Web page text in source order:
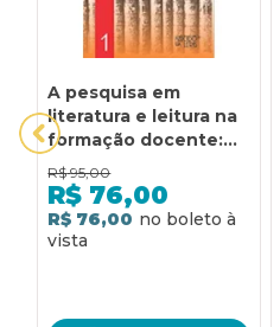
A pesquisa em
literatura e leitura na
formação docente:
experiências da
pesquisa acadêmica à
prática profissional no
ensino
R$ 95,00
R$ 76,00
R$ 76,00